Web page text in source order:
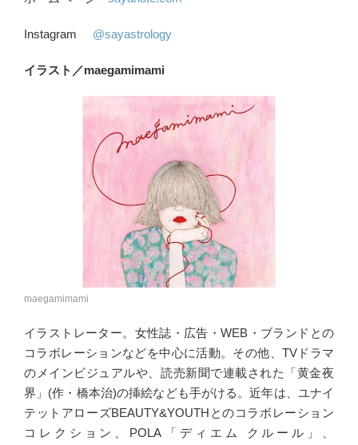
Instagram @sayastrology
イラスト／maegamimami
maegamimami
イラストレーター。女性誌・広告・WEB・ブランドとの
コラボレーションなどを中心に活動。その他、TVドラマ
のメインビジュアルや、読売新聞で連載された「黄金夜
界」(作・橋本治)の挿絵なども手がける。近年は、ユナイ
テットアローズBEAUTY&YOUTHとのコラボレーション
コレクション、POLA「ディエム クルール」、